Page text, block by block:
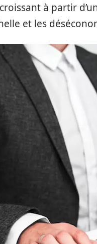
à partir
et les